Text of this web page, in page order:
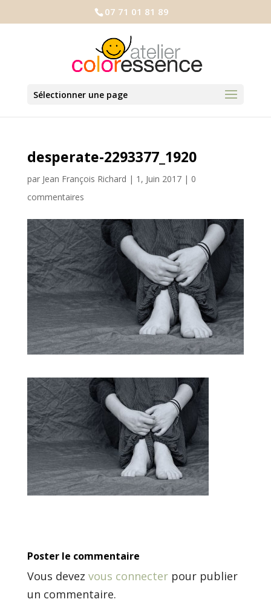
07 71 01 81 89
Sélectionner une page
desperate-2293377_1920
par Jean François Richard | 1, Juin 2017| 0
commentaires
Poster le commentaire
Vous devez vous connecterpour publier
un commentaire.